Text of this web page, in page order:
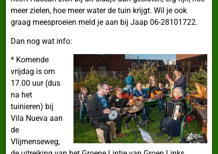
meer zielen, hoe meer water de tuin krijgt. Wil je ook
graag meesproeien meld je aan bij Jaap 06-28101722.
Dan nog wat info:
* Komende
vrijdag is om
17.00 uur (dus
na het
tuinieren) bij
Vila Nueva aan
de
Vlijmenseweg,